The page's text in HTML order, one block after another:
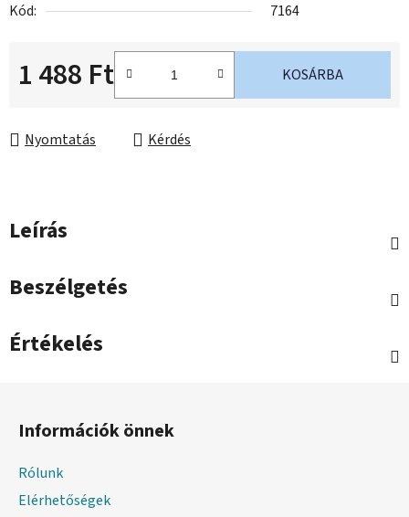
Kód:
7164
1 488 Ft KOSÁRBA
Nyomtatás Kérdés
Leírás
Beszélgetés
Értékelés
Információk önnek
Rólunk
Elérhetőségek